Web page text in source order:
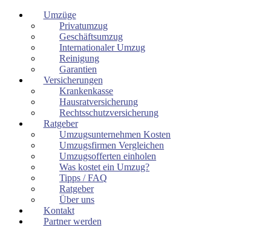
Umzüge
Privatumzug
Geschäftsumzug
Internationaler Umzug
Reinigung
Garantien
Versicherungen
Krankenkasse
Hausratversicherung
Rechtsschutzversicherung
Ratgeber
Umzugsunternehmen Kosten
Umzugsfirmen Vergleichen
Umzugsofferten einholen
Was kostet ein Umzug?
Tipps / FAQ
Ratgeber
Über uns
Kontakt
Partner werden